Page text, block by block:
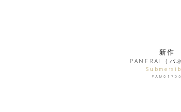
新作
PANERAI（パ
PAM01756